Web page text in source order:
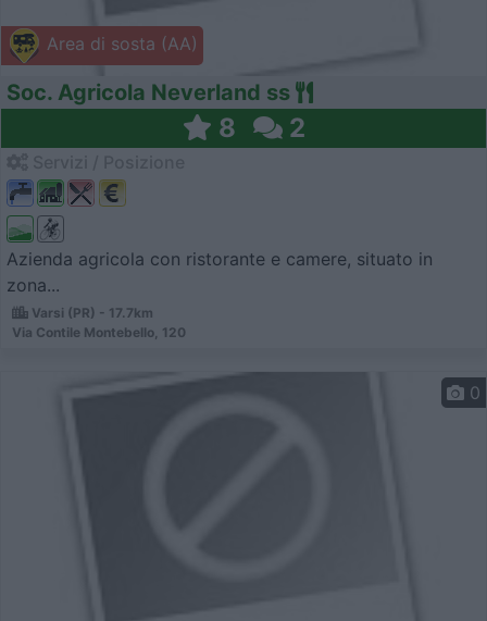
Area di sosta (AA)
Soc. Agricola Neverland ss
8 2
Azienda agricola con ristorante e camere, situato in
zona...
Varsi (PR) - 17.7km
Via Contile Montebello, 120
0